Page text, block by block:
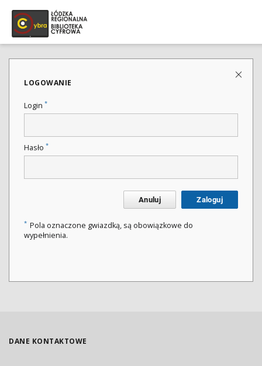
LOGOWANIE
Login *
Hasło *
Anuluj Zaloguj
* Pola oznaczone gwiazdką, są obowiązkowe do
wypełnienia.
DANE KONTAKTOWE